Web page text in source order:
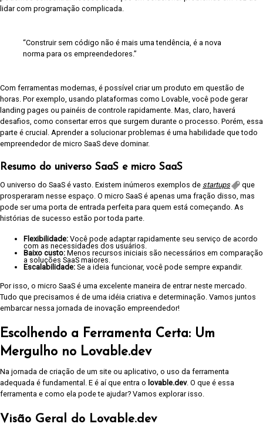
lidar com programação complicada.
“Construir sem código não é mais uma tendência, é a nova
norma para os empreendedores.”
Com ferramentas modernas, é possível criar um produto em questão de
horas. Por exemplo, usando plataformas como Lovable, você pode gerar
landing pages ou painéis de controle rapidamente. Mas, claro, haverá
desafios, como consertar erros que surgem durante o processo. Porém, essa
parte é crucial. Aprender a solucionar problemas é uma habilidade que todo
empreendedor de micro SaaS deve dominar.
Resumo do universo SaaS e micro SaaS
O universo do SaaS é vasto. Existem inúmeros exemplos de startups
que
prosperaram nesse espaço. O micro SaaS é apenas uma fração disso, mas
pode ser uma porta de entrada perfeita para quem está começando. As
histórias de sucesso estão por toda parte.
Flexibilidade: Você pode adaptar rapidamente seu serviço de acordo
com as necessidades dos usuários.
Baixo custo: Menos recursos iniciais são necessários em comparação
a soluções SaaS maiores.
Escalabilidade: Se a ideia funcionar, você pode sempre expandir.
Por isso, o micro SaaS é uma excelente maneira de entrar neste mercado.
Tudo que precisamos é de uma idéia criativa e determinação. Vamos juntos
embarcar nessa jornada de inovação empreendedor!
Escolhendo a Ferramenta Certa: Um
Mergulho no Lovable.dev
Na jornada de criação de um site ou aplicativo, o uso da ferramenta
adequada é fundamental. E é aí que entra o lovable.dev. O que é essa
ferramenta e como ela pode te ajudar? Vamos explorar isso.
Visão Geral do Lovable.dev